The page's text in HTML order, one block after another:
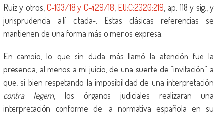
Ruiz y otros, C‑103/18 y C‑429/18 EU:C:2020:219 , ap. 118 y sig., y
jurisprudencia allí citada-. Estas clásicas referencias se
mantienen de una forma más o menos expresa.
En cambio, lo que sin duda más llamó la atención fue la
presencia, al menos a mi juicio, de una suerte de “invitación” a
que, si bien respetando la imposibilidad de una interpretación
contra legem, los órganos judiciales realizaran una
interpretación conforme de la normativa española en su